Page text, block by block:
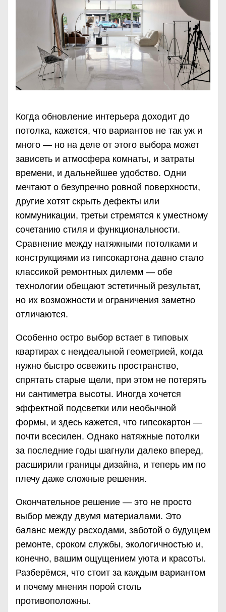
Когда обновление интерьера доходит до
потолка, кажется, что вариантов не так уж и
много — но на деле от этого выбора может
зависеть и атмосфера комнаты, и затраты
времени, и дальнейшее удобство. Одни
мечтают о безупречно ровной поверхности,
другие хотят скрыть дефекты или
коммуникации, третьи стремятся к уместному
сочетанию стиля и функциональности.
Сравнение между натяжными потолками и
конструкциями из гипсокартона давно стало
классикой ремонтных дилемм — обе
технологии обещают эстетичный результат,
но их возможности и ограничения заметно
отличаются.
Особенно остро выбор встает в типовых
квартирах с неидеальной геометрией, когда
нужно быстро освежить пространство,
спрятать старые щели, при этом не потерять
ни сантиметра высоты. Иногда хочется
эффектной подсветки или необычной
формы, и здесь кажется, что гипсокартон —
почти всесилен. Однако натяжные потолки
за последние годы шагнули далеко вперед,
расширили границы дизайна, и теперь им по
плечу даже сложные решения.
Окончательное решение — это не просто
выбор между двумя материалами. Это
баланс между расходами, заботой о будущем
ремонте, сроком службы, экологичностью и,
конечно, вашим ощущением уюта и красоты.
Разберёмся, что стоит за каждым вариантом
и почему мнения порой столь
противоположны.